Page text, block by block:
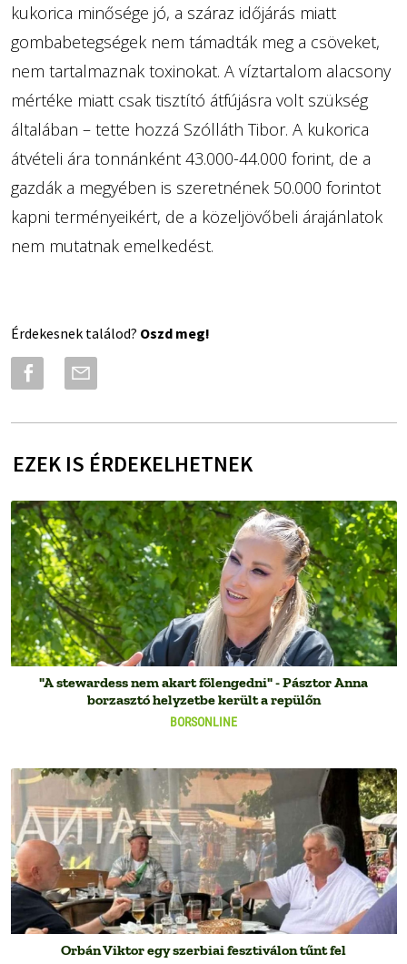
kukorica minősége jó, a száraz időjárás miatt
gombabetegségek nem támadták meg a csöveket,
nem tartalmaznak toxinokat. A víztartalom alacsony
mértéke miatt csak tisztító átfújásra volt szükség
általában – tette hozzá Szólláth Tibor. A kukorica
átvételi ára tonnánként 43.000-44.000 forint, de a
gazdák a megyében is szeretnének 50.000 forintot
kapni terményeikért, de a közeljövőbeli árajánlatok
nem mutatnak emelkedést.
Érdekesnek találod? Oszd meg!
EZEK IS ÉRDEKELHETNEK
BORSONLINE
"A stewardess nem akart fölengedni" - Pásztor Anna
borzasztó helyzetbe került a repülőn
Orbán Viktor egy szerbiai fesztiválon tűnt fel